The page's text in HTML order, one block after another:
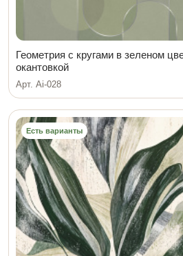
Геометрия с кругами в зеленом
окантовкой
Арт. Ai-028
Есть варианты